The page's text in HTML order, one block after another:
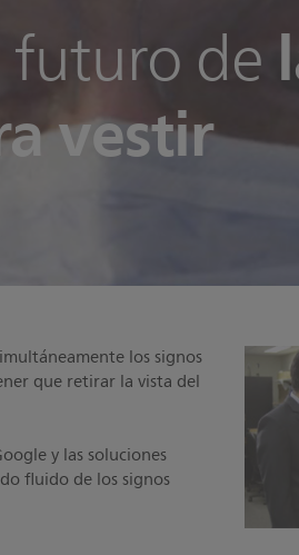
futuro de
vestir
los signos
que retirar la vista del
y las soluciones
fluido de los signos